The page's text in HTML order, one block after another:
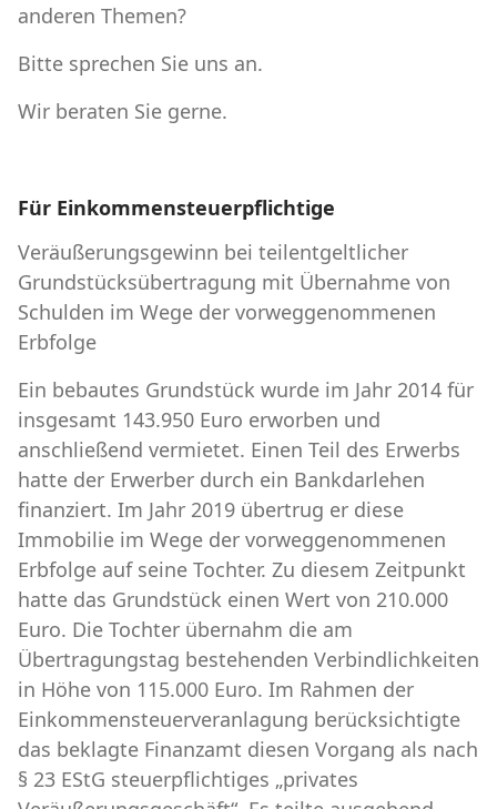
anderen Themen?
Bitte sprechen Sie uns an.
Wir beraten Sie gerne.
Für Einkommensteuerpflichtige
Veräußerungsgewinn bei teilentgeltlicher
Grundstücksübertragung mit Übernahme von
Schulden im Wege der vorweggenommenen
Erbfolge
Ein bebautes Grundstück wurde im Jahr 2014 für
insgesamt 143.950 Euro erworben und
anschließend vermietet. Einen Teil des Erwerbs
hatte der Erwerber durch ein Bankdarlehen
finanziert. Im Jahr 2019 übertrug er diese
Immobilie im Wege der vorweggenommenen
Erbfolge auf seine Tochter. Zu diesem Zeitpunkt
hatte das Grundstück einen Wert von 210.000
Euro. Die Tochter übernahm die am
Übertragungstag bestehenden Verbindlichkeiten
in Höhe von 115.000 Euro. Im Rahmen der
Einkommensteuerveranlagung berücksichtigte
das beklagte Finanzamt diesen Vorgang als nach
§ 23 EStG steuerpflichtiges „privates